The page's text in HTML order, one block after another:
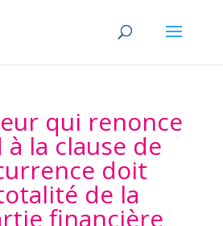
qui renonce
la clause de
doit
de la
financière